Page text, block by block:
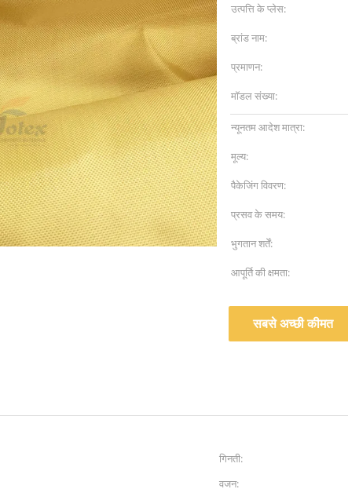
उत्पत्ति के प्लेस:
ब्रांड नाम:
प्रमाणन:
मॉडल संख्या:
न्यूनतम आदेश मात्रा:
मूल्य:
पैकेजिंग विवरण:
प्रसव के समय:
भुगतान शर्तें:
आपूर्ति की क्षमता:
सबसे अच्छी कीमत
गिनती:
वजन: